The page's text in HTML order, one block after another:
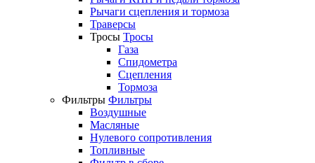
Рычаги сцепления и тормоза
Траверсы
Тросы Тросы
Газа
Спидометра
Сцепления
Тормоза
Фильтры Фильтры
Воздушные
Масляные
Нулевого сопротивления
Топливные